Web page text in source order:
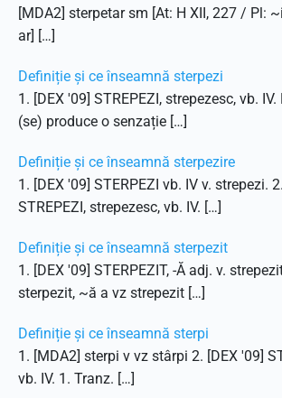
[MDA2] sterpetar sm [At: H XII, 227 / Pl:
ar] […]
Definiție și ce înseamnă sterpezi
1. [DEX '09] STREPEZI, strepezesc, vb.
(se) produce o senzație […]
Definiție și ce înseamnă sterpezire
1. [DEX '09] STERPEZI vb. IV v. strepezi.
STREPEZI, strepezesc, vb. IV. […]
Definiție și ce înseamnă sterpezit
1. [DEX '09] STERPEZIT, -Ă adj. v.
sterpezit, ~ă a vz strepezit […]
Definiție și ce înseamnă sterpi
1. [MDA2] sterpi v vz stârpi 2. [DEX '09]
vb. IV. 1. Tranz. […]